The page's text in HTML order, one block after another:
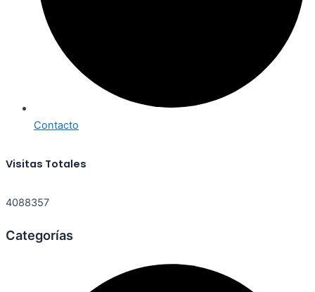
Contacto
Visitas Totales
4088357
Categorías